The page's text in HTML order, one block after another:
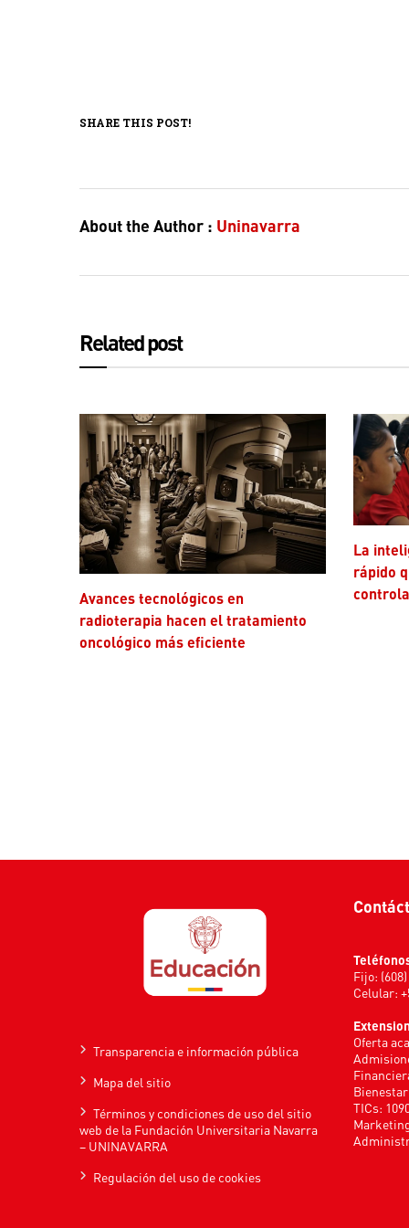
SHARE THIS POST!
About the Author : Uninavarra
Related post
Avances tecnológicos en
radioterapia hacen el tratamiento
oncológico más eficiente
La inteligencia artificial avanza más
rápido
Transparencia e información pública
Mapa del sitio
Términos y condiciones de uso del sitio
web de la Fundación Universitaria Navarra
– UNINAVARRA
Regulación del uso de cookies
Fijo:
Celular:
Oferta
TICs: